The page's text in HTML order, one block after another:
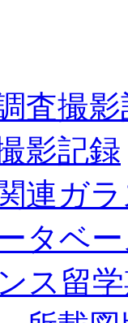
査撮
影記録
連ガ
タベ
ス留